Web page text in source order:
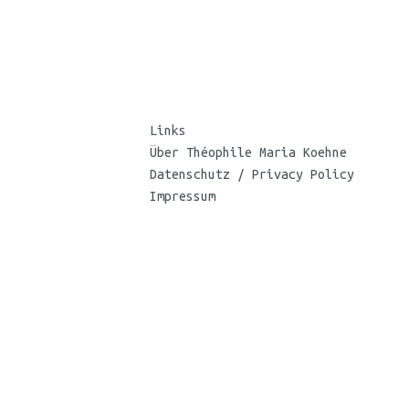
Links
Über Théophile Maria Koehne
Datenschutz / Privacy Policy
Impressum